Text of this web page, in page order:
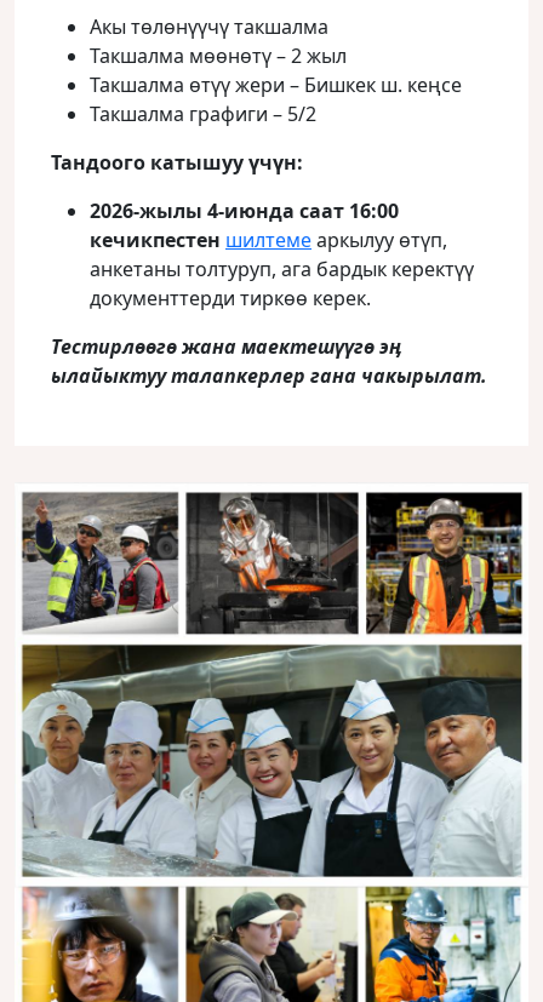
Акы төлөнүүчү такшалма
Такшалма мөөнөтү – 2 жыл
Такшалма өтүү жери – Бишкек ш. кеңсе
Такшалма графиги – 5/2
Тандоого катышуу үчүн:
2026-жылы 4-июнда саат 16:00
кечикпестен шилтемеаркылуу өтүп,
анкетаны толтуруп, ага бардык керектүү
документтерди тиркөө керек.
Тестирлөөгө жана маектешүүгө эӊ
ылайыктуу талапкерлер гана чакырылат.